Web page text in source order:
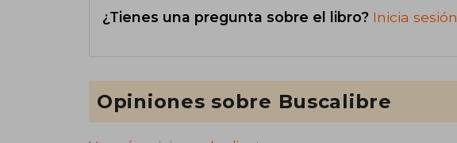
¿Tienes una pregunta sobre el libro? Inicia sesión
Opiniones sobre Buscalibre